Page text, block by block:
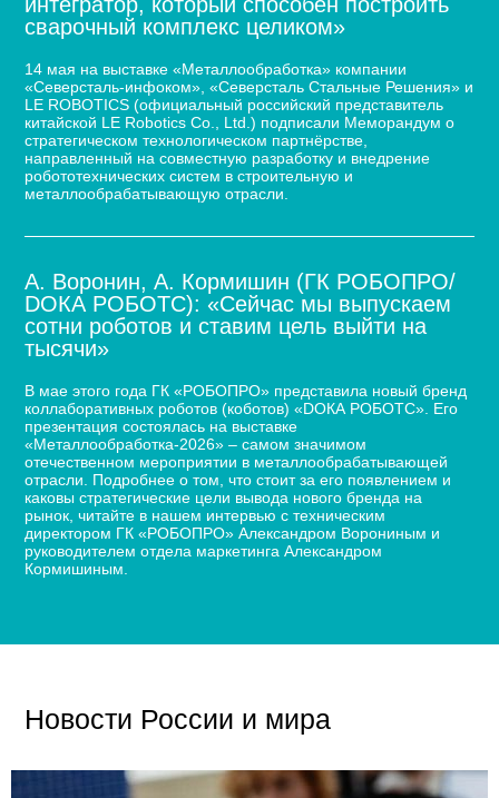
сварочный комплекс целиком»
14 мая на выставке «Металлообработка» компании
«Северсталь-инфоком», «Северсталь Стальные Решения» и
LE ROBOTICS (официальный российский представитель
китайской LE Robotics Co., Ltd.) подписали Меморандум о
стратегическом технологическом партнёрстве,
направленный на совместную разработку и внедрение
робототехнических систем в строительную и
металлообрабатывающую отрасли.
А. Воронин, А. Кормишин (ГК РОБОПРО/
DOКА РОБОТС): «Сейчас мы выпускаем
сотни роботов и ставим цель выйти на
тысячи»
В мае этого года ГК «РОБОПРО» представила новый бренд
коллаборативных роботов (коботов) «DОКА РОБОТС». Его
презентация состоялась на выставке
«Металлообработка-2026» – самом значимом
отечественном мероприятии в металлообрабатывающей
отрасли. Подробнее о том, что стоит за его появлением и
каковы стратегические цели вывода нового бренда на
рынок, читайте в нашем интервью с техническим
директором ГК «РОБОПРО» Александром Ворониным и
руководителем отдела маркетинга Александром
Кормишиным.
Новости России и мира